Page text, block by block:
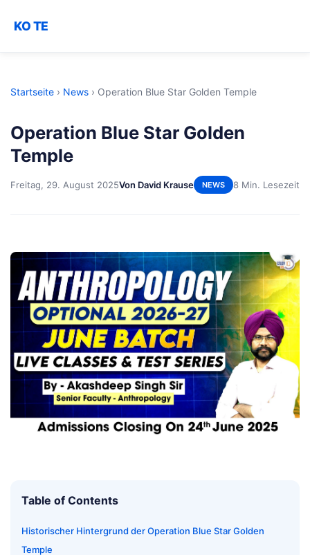
KO TE
Startseite › News › Operation Blue Star Golden Temple
Operation Blue Star Golden
Temple
Freitag, 29. August 2025Von David Krause NEWS 8 Min. Lesezeit
Table of Contents
Historischer Hintergrund der Operation Blue Star Golden
Temple